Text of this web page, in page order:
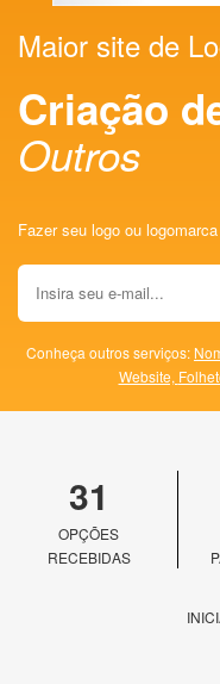
Maior site de
Criação
Outros
Fazer seu logo ou
Conheça outros serviços:
Website,
31
OPÇÕES
RECEBIDAS